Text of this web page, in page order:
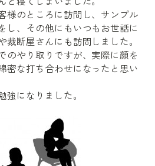
様のところに訪問し、サンプル
し、その他にもいつもお世話に
裁断屋さんにも訪問しました。
のやり取りですが、実際に顔を
密な打ち合わせになったと思い
になりました。